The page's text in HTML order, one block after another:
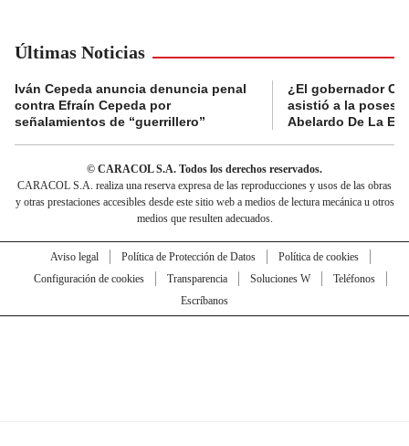
Últimas Noticias
Iván Cepeda anuncia denuncia penal
contra Efraín Cepeda por
señalamientos de “guerrillero”
¿El gobernador
asistió a la
Abelardo De La
© CARACOL S.A. Todos los derechos reservados.
CARACOL S.A. realiza una reserva expresa de las reproducciones y usos de las obras
y otras prestaciones accesibles desde este sitio web a medios de lectura mecánica u otros
medios que resulten adecuados.
Aviso legal Política de Protección de Datos
Política de cookies
Configuración de cookies
Transparencia Soluciones W
Teléfonos
Escríbanos